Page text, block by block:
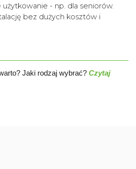
- np. dla seniorów.
bez dużych kosztów i
Jaki rodzaj wybrać? Czytaj